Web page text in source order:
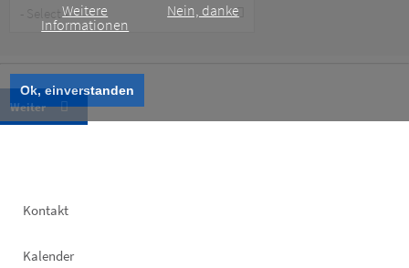
Weitere
Informationen
Nein, danke
Ok, einverstanden
Type
Footer
Kontakt
Kalender